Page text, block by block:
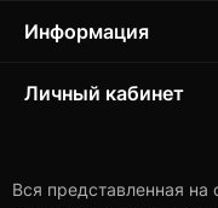
Информация
Личный кабинет
Вся представленная